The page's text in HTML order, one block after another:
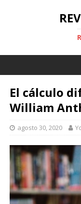
El cálculo
William
agosto 30, 2020